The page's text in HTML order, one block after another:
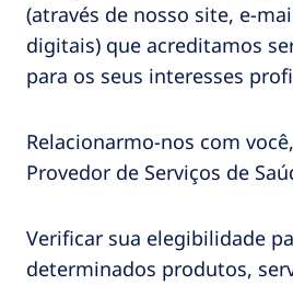
(através de nosso site, e-
digitais) que acreditamos
para os seus interesses
Relacionarmo-nos com
Provedor de Serviços de
Verificar sua elegibilidade
determinados produtos,